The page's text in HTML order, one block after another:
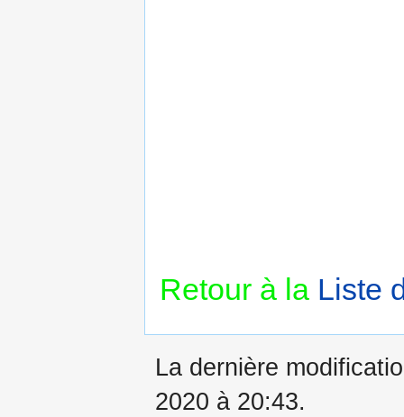
Retour à la Liste
La dernière
2020 à 20:43.